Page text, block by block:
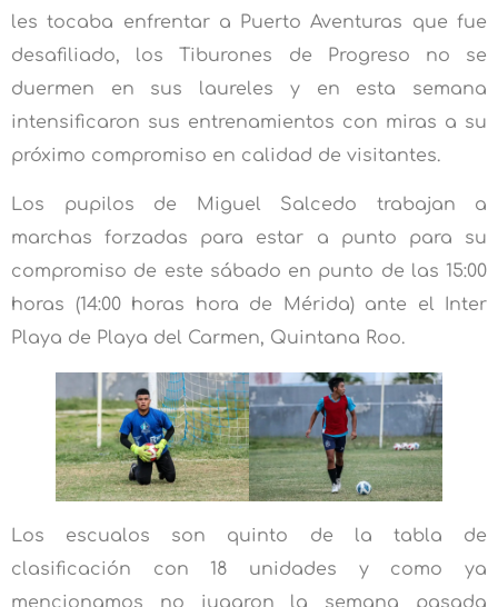
les tocaba enfrentar a Puerto Aventuras que fue
desafiliado, los Tiburones de Progreso no se
duermen en sus laureles y en esta semana
intensificaron sus entrenamientos con miras a su
próximo compromiso en calidad de visitantes.
Los pupilos de Miguel Salcedo trabajan a
marchas forzadas para estar a punto para su
compromiso de este sábado en punto de las 15:00
horas (14:00 horas hora de Mérida) ante el Inter
Playa de Playa del Carmen, Quintana Roo.
Los escualos son quinto de la tabla de
clasificación con 18 unidades y como ya
mencionamos no jugaron la semana pasada